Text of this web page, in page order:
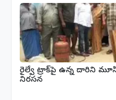
రైల్వే ట్రాక్‌పై ఉన్న దారిని
నిరసన